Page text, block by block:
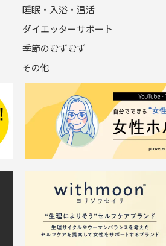
睡眠・入浴・温活
ダイエッターサポート
季節のむずむず
その他